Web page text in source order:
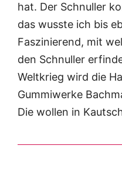
hat. Der Schnuller
das wusste ich bis
Faszinierend, mit
den Schnuller
Weltkrieg wird die
Gummiwerke
Die wollen in